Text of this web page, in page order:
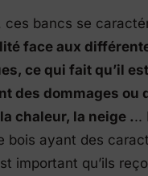
ces bancs se
face aux
ce qui fait qu’il
des dommages ou
chaleur, la neige ...
bois ayant des
important qu’ils